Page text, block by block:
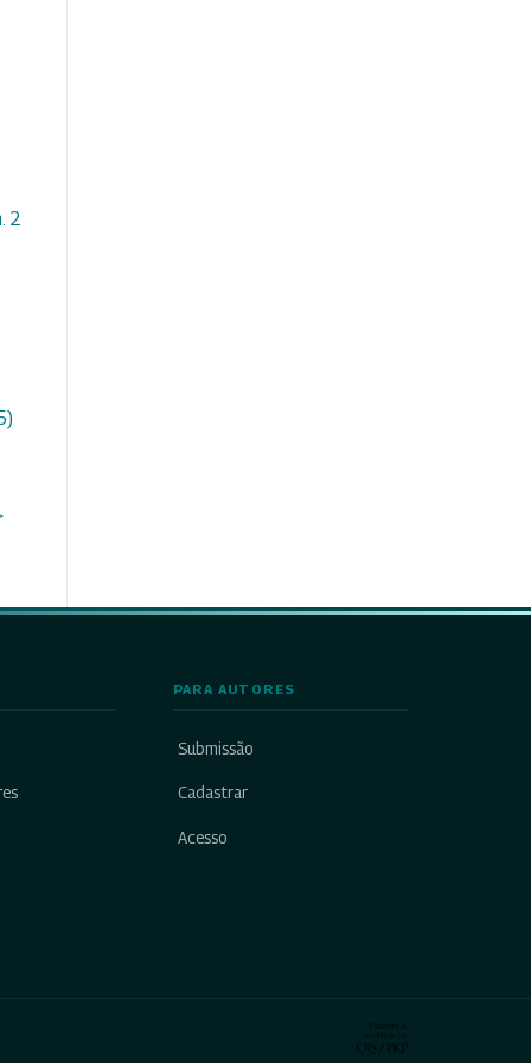
2
PARA AUTORES
Submissão
Cadastrar
Acesso